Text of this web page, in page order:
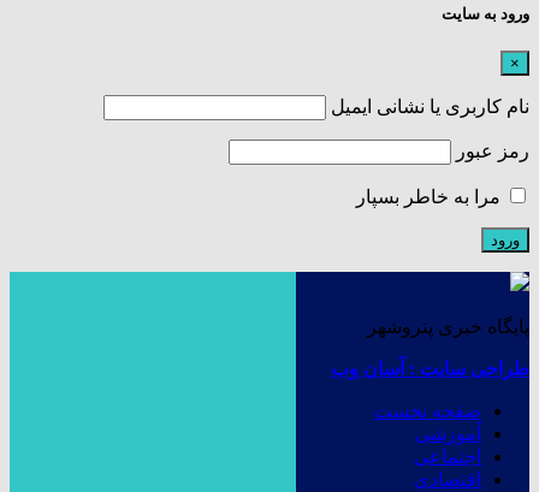
ورود به سایت
×
نام کاربری یا نشانی ایمیل
رمز عبور
مرا به خاطر بسپار
پایگاه خبری پتروشهر
طراحی سایت : آسان وب
صفحه نخست
آموزشی
اجتماعی
اقتصادی